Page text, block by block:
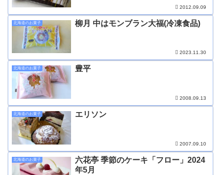
2012.09.09
北海道のお菓子 柳月 中はモンブラン大福(冷凍食品)
2023.11.30
北海道のお菓子 豊平
2008.09.13
北海道のお菓子 エリソン
2007.09.10
北海道のお菓子
六花亭 季節のケーキ「フロー」2024
年5月